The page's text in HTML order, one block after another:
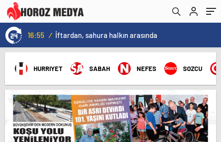
16:55 / İftardan, sahura halkın arasında
HURRIYET SABAH NEFES SOZCU